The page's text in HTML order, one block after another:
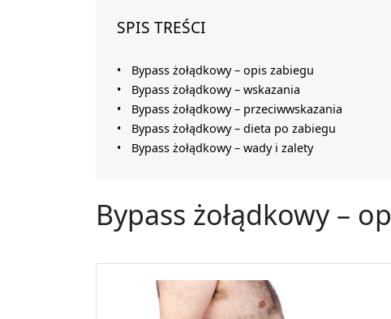
SPIS TREŚCI
Bypass żołądkowy – opis zabiegu
Bypass żołądkowy – wskazania
Bypass żołądkowy – przeciwwskazania
Bypass żołądkowy – dieta po zabiegu
Bypass żołądkowy – wady i zalety
Bypass żołądkowy –